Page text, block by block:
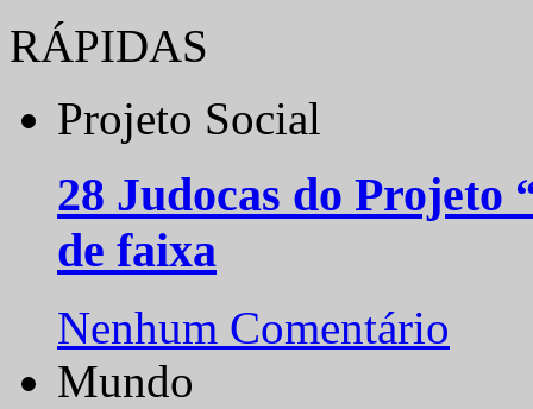
RÁPIDAS
Projeto Social
28 Judocas do
de faixa
Nenhum Comentário
Mundo